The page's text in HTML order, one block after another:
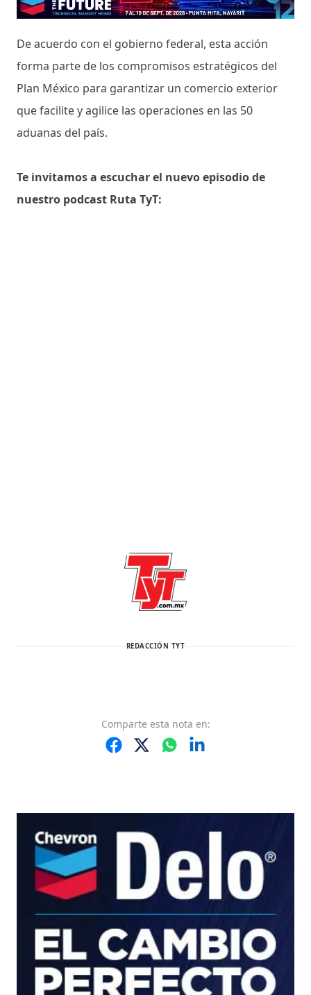
De acuerdo con el gobierno federal, esta acción
forma parte de los compromisos estratégicos del
Plan México para garantizar un comercio exterior
que facilite y agilice las operaciones en las 50
aduanas del país.
Te invitamos a escuchar el nuevo episodio de
nuestro podcast Ruta TyT:
REDACCIÓN TYT
Comparte esta nota en: